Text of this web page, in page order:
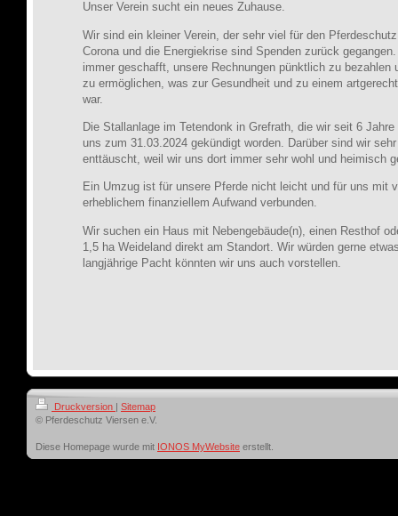
Unser Verein sucht ein neues Zuhause.
Wir sind ein kleiner Verein, der sehr viel für den
Corona und die Energiekrise sind Spenden zurück
immer geschafft, unsere Rechnungen pünktlich zu bezahlen
zu ermöglichen, was zur Gesundheit und zu einem
war.
Die Stallanlage im Tetendonk in Grefrath, die wir seit 6
uns zum 31.03.2024 gekündigt worden. Darüber sind wir
enttäuscht, weil wir uns dort immer sehr wohl und heimisch
Ein Umzug ist für unsere Pferde nicht leicht und für uns mit
erheblichem finanziellem Aufwand verbunden.
Wir suchen ein Haus mit Nebengebäude(n), einen Resthof
1,5 ha Weideland direkt am Standort. Wir würden gerne
langjährige Pacht könnten wir uns auch vorstellen.
Druckversion | Sitemap
© Pferdeschutz Viersen e.V.
Diese Homepage wurde mit IONOS MyWebsite erstellt.